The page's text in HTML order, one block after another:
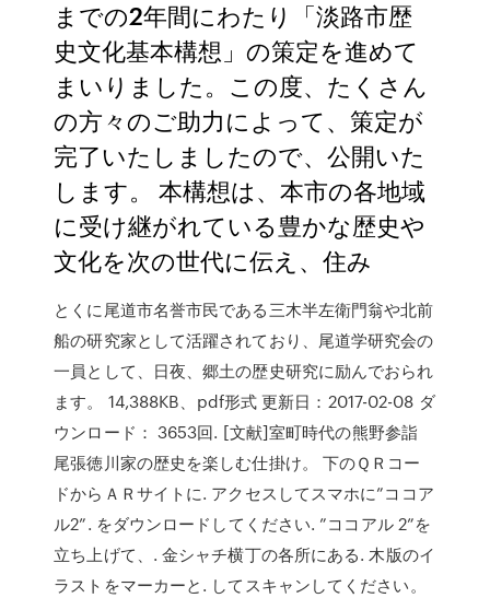
までの2年間にわたり「淡路市歴
史文化基本構想」の策定を進めて
まいりました。この度、たくさん
の方々のご助力によって、策定が
完了いたしましたので、公開いた
します。 本構想は、本市の各地域
に受け継がれている豊かな歴史や
文化を次の世代に伝え、住み
とくに尾道市名誉市民である三木半左衛門翁や北前
船の研究家として活躍されており、尾道学研究会の
一員として、日夜、郷土の歴史研究に励んでおられ
ます。 14,388KB、pdf形式 更新日：2017-02-08 ダ
ウンロード： 3653回. [文献]室町時代の熊野参詣
尾張徳川家の歴史を楽しむ仕掛け。 下のＱＲコー
ドからＡＲサイトに. アクセスしてスマホに”ココア
ル2”. をダウンロードしてください. ”ココアル 2”を
立ち上げて、. 金シャチ横丁の各所にある. 木版のイ
ラストをマーカーと. してスキャンしてください。